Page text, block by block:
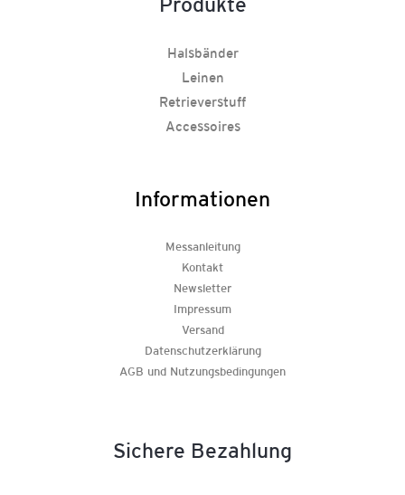
Produkte
Halsbänder
Leinen
Retrieverstuff
Accessoires
Informationen
Messanleitung
Kontakt
Newsletter
Impressum
Versand
Datenschutzerklärung
AGB und Nutzungsbedingungen
Sichere Bezahlung